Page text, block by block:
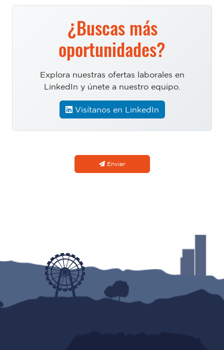
¿Buscas más
oportunidades?
Explora nuestras ofertas laborales en
LinkedIn y únete a nuestro equipo.
Visítanos en LinkedIn
Enviar